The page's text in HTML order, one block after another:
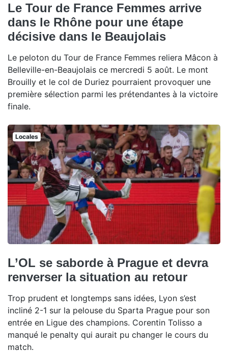
Le Tour de France Femmes arrive
dans le Rhône pour une étape
décisive dans le Beaujolais
Le peloton du Tour de France Femmes reliera Mâcon à
Belleville-en-Beaujolais ce mercredi 5 août. Le mont
Brouilly et le col de Duriez pourraient provoquer une
première sélection parmi les prétendantes à la victoire
finale.
Locales
L’OL se saborde à Prague et devra
renverser la situation au retour
Trop prudent et longtemps sans idées, Lyon s’est
incliné 2-1 sur la pelouse du Sparta Prague pour son
entrée en Ligue des champions. Corentin Tolisso a
manqué le penalty qui aurait pu changer le cours du
match.